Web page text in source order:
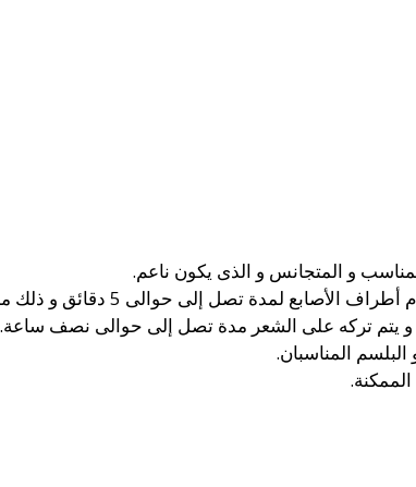
و المتجانس و الذى يكون ناعم.
و بعدها يتم تطبيقه على فروة الرأس و التدليك بالشكل الدائرى و ذلك من خلال إستخدام أطراف
و يتم تركه على الشعر مدة تصل إلى حوالى نصف ساعة.
المناسبان.